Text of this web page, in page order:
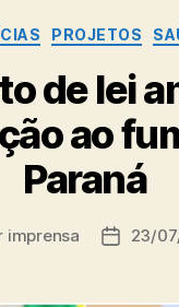
PROJETOS
de lei
ao
Paraná
imprensa
Data23/